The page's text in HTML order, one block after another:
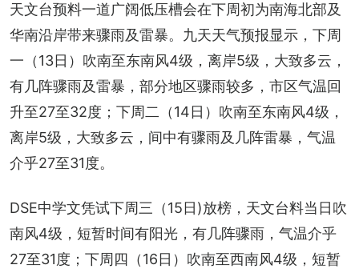
天文台预料一道广阔低压槽会在下周初为南海北部及
华南沿岸带来骤雨及雷暴。九天天气预报显示，下周
一（13日）吹南至东南风4级，离岸5级，大致多云，
有几阵骤雨及雷暴，部分地区骤雨较多，市区气温回
升至27至32度；下周二（14日）吹南至东南风4级，
离岸5级，大致多云，间中有骤雨及几阵雷暴，气温
介乎27至31度。
DSE中学文凭试下周三（15日)放榜，天文台料当日吹
南风4级，短暂时间有阳光，有几阵骤雨，气温介乎
27至31度；下周四（16日）吹南至西南风4级，短暂